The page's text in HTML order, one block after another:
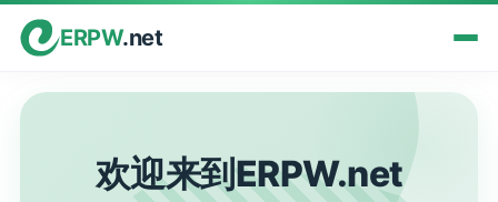
ERPW.net
欢迎来到ERPW.net